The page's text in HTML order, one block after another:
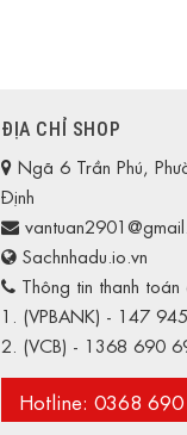
ĐỊA CHỈ SHOP
Ngã 6 Trần Phú,
Định
Sachnhadu.io.vn
Thông tin thanh
1. (VPBANK) - 147
2. (VCB) - 1368 690
Hotline: 0368